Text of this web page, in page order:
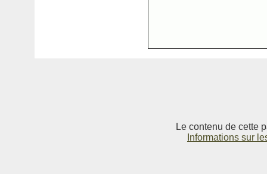
Le contenu de cette
Informations sur